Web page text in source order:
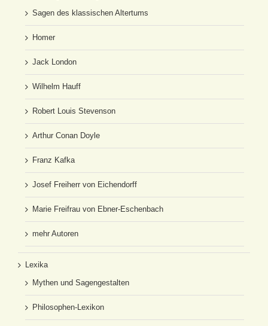
Sagen des klassischen Altertums
Homer
Jack London
Wilhelm Hauff
Robert Louis Stevenson
Arthur Conan Doyle
Franz Kafka
Josef Freiherr von Eichendorff
Marie Freifrau von Ebner-Eschenbach
mehr Autoren
Lexika
Mythen und Sagengestalten
Philosophen-Lexikon